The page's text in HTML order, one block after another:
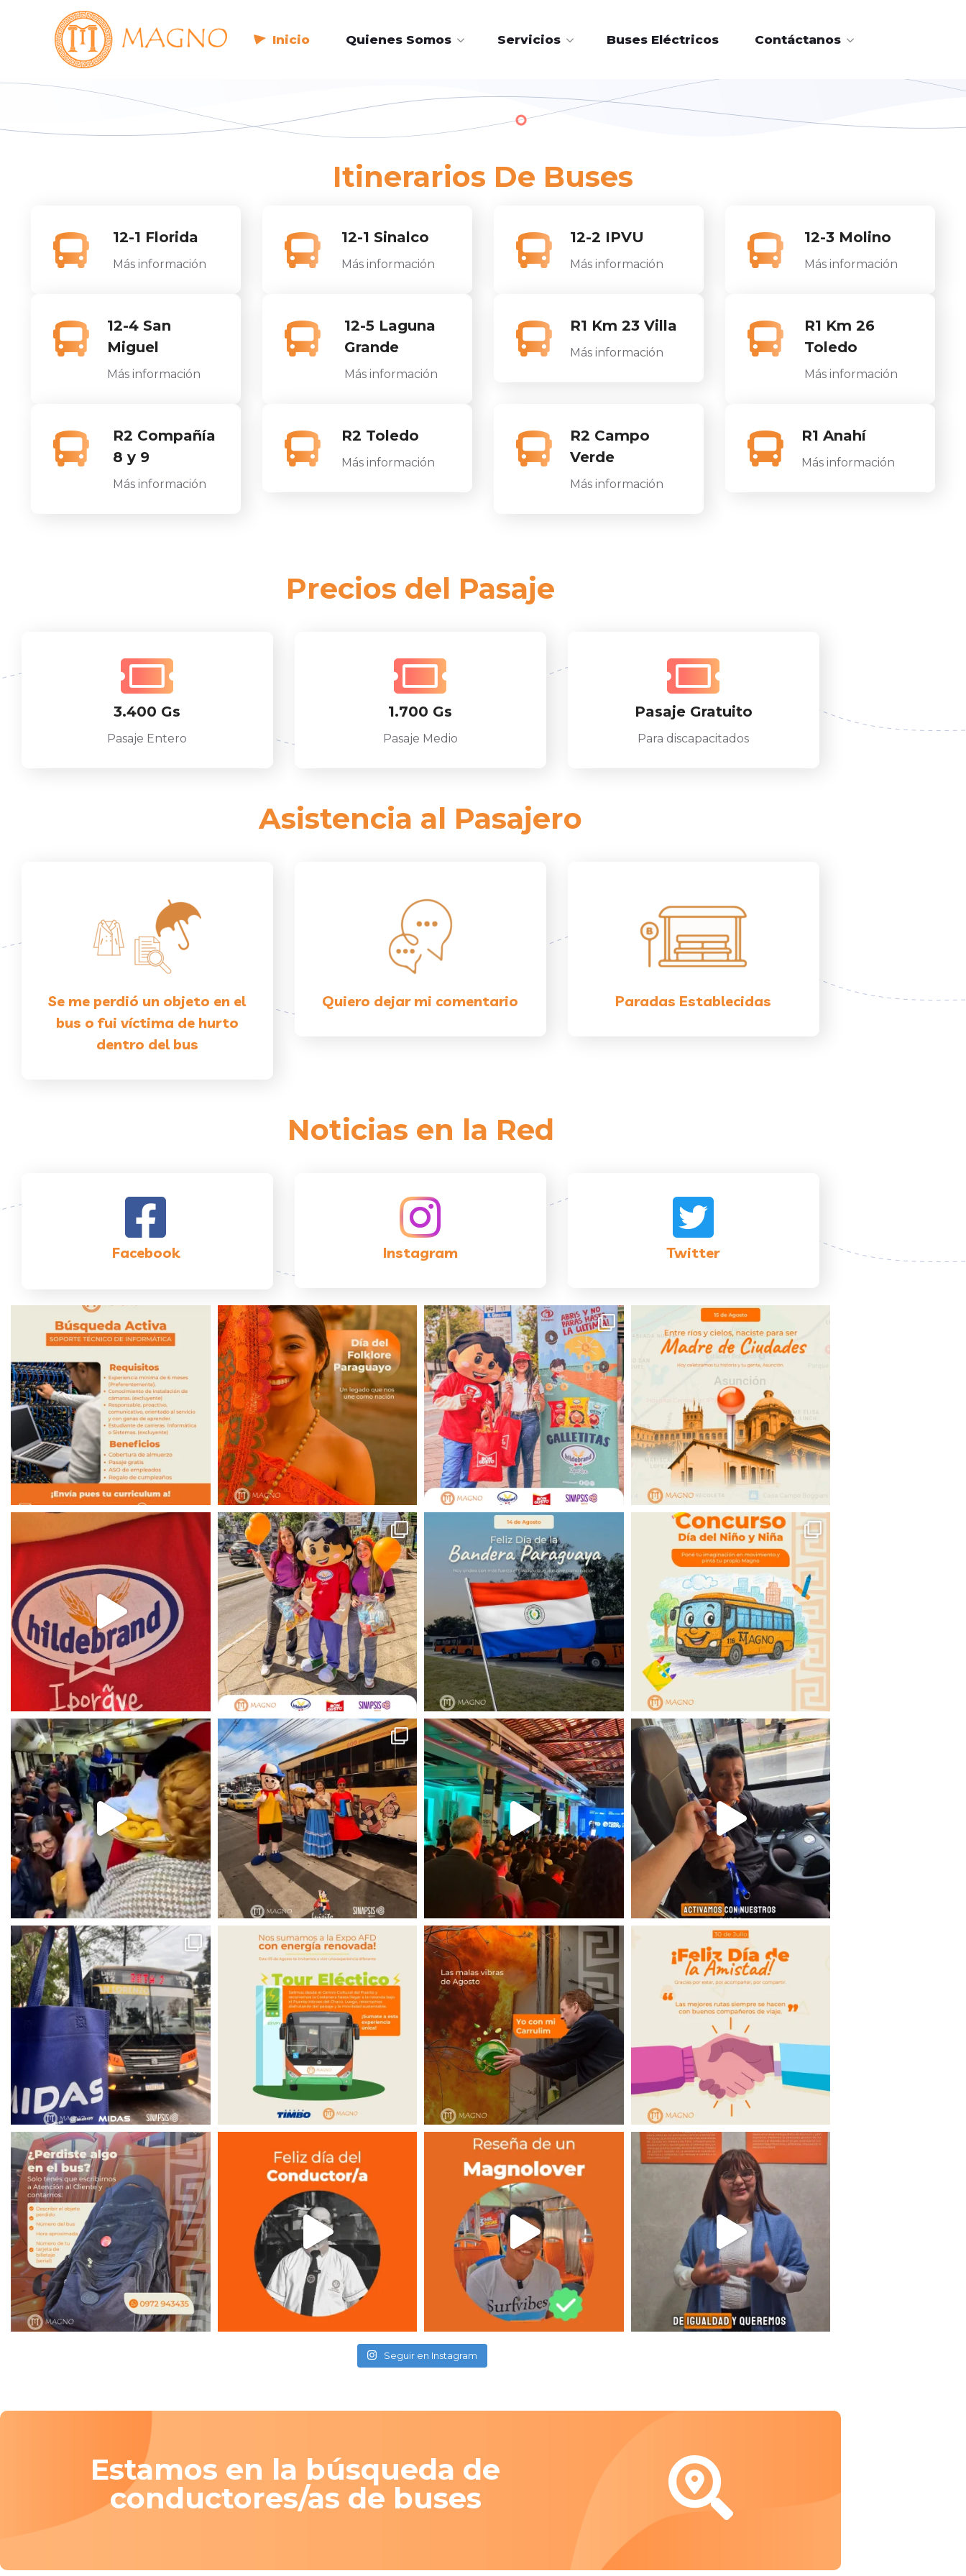
Inicio Quienes Somos Servicios Buses Eléctricos Contáctanos
Itinerarios De Buses
12-1 Florida
Más información
12-1 Sinalco
Más información
12-2 IPVU
Más información
12-3 Molino
Más información
12-4 San
Miguel
Más información
12-5 Laguna
Grande
Más información
R1 Km 23 Villa
Más información
R1 Km 26
Toledo
Más información
R2 Compañía
8 y 9
Más información
R2 Toledo
Más información
R2 Campo
Verde
Más información
R1 Anahí
Más información
Precios del Pasaje
3.400 Gs
Pasaje Entero
1.700 Gs
Pasaje Medio
Pasaje Gratuito
Para discapacitados
Asistencia al Pasajero
Se me perdió un objeto en el
bus o fui víctima de hurto
dentro del bus
Quiero dejar mi comentario Paradas Establecidas
Noticias en la Red
Facebook Instagram Twitter
Seguir en Instagram
Estamos en la búsqueda de
conductores/as de buses